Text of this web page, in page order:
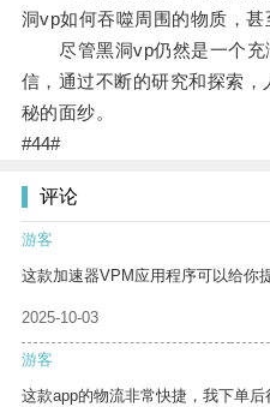
洞vp如何吞噬周围的物质，甚
尽管黑洞vp仍然是一个充
信，通过不断的研究和探索
秘的面纱。
#44#
评论
游客
这款加速器VPM应用程序可以给你
2025-10-03
游客
这款app的物流非常快捷，我下单后